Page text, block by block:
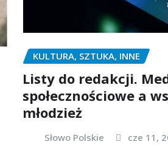
KULTURA, SZTUKA, INNE
Listy do redakcji.
społecznościowe a
młodzież
Słowo Polskie cze 11,